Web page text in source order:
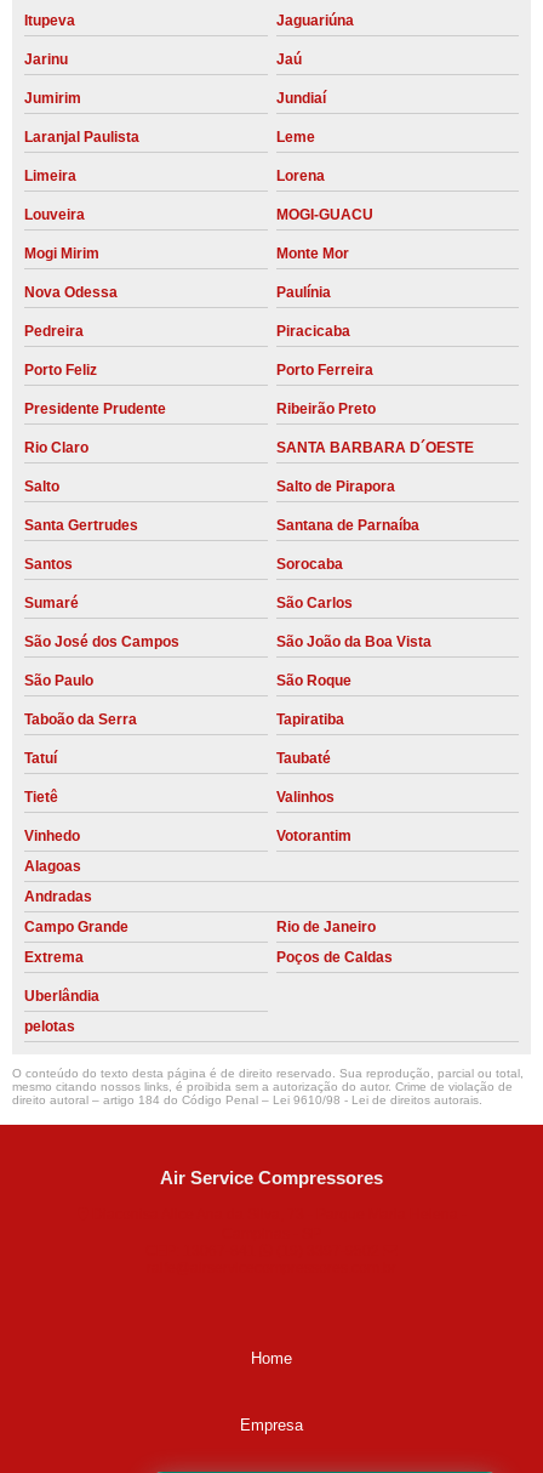
Itupeva Jaguariúna
Jarinu Jaú
Jumirim Jundiaí
Laranjal Paulista Leme
Limeira Lorena
Louveira MOGI-GUACU
Mogi Mirim Monte Mor
Nova Odessa Paulínia
Pedreira Piracicaba
Porto Feliz Porto Ferreira
Presidente Prudente Ribeirão Preto
Rio Claro SANTA BARBARA D´OESTE
Salto Salto de Pirapora
Santa Gertrudes Santana de Parnaíba
Santos Sorocaba
Sumaré São Carlos
São José dos Campos São João da Boa Vista
São Paulo São Roque
Taboão da Serra Tapiratiba
Tatuí Taubaté
Tietê Valinhos
Vinhedo
Votorantim
Alagoas
Andradas
Campo Grande
Rio de Janeiro
Extrema
Poços de Caldas
Uberlândia
pelotas
O conteúdo do texto desta página é de direito reservado. Sua reprodução, parcial ou total,
mesmo citando nossos links, é proibida sem a autorização do autor. Crime de violação de
direito autoral – artigo 184 do Código Penal – Lei 9610/98 - Lei de direitos autorais.
Air Service Compressores
Home
Empresa